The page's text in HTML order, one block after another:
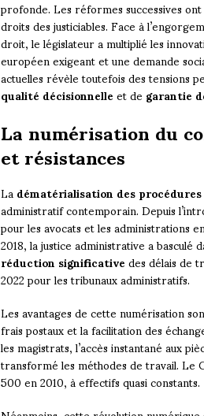
profonde. Les réformes successives
droits des justiciables. Face à
droit, le législateur a multiplié les
européen exigeant et une demande
actuelles révèle toutefois des tensions
qualité décisionnelleet degarantie
La numérisation du
et résistances
Ladématérialisation des procédures
administratif contemporain. Depuis
pour les avocats et les administrations
2018, la justice administrative a
réduction significativedes délais de
2022 pour les tribunaux administratifs.
Les avantages de cette numérisation
frais postaux et la facilitation des
les magistrats, l’accès instantané aux
transformé les méthodes de travail. Le
500 en 2010, à effectifs quasi constants.